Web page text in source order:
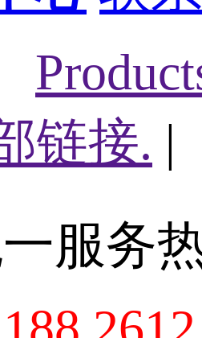
链接. |
服务